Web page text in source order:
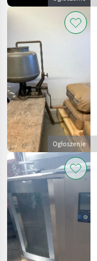
Ogłoszenie